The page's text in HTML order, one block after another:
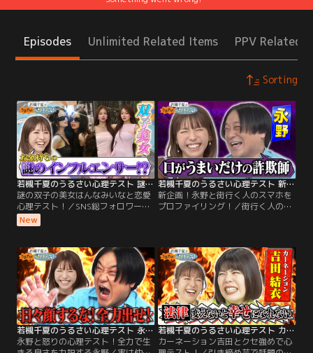
Episodes Unlimited Related Items PPV Related
Sorting
若槻千夏のうるさい心理テスト 謎の双子の美女はんなみいなと恋愛心理テスト！
謎の双子の美女はんなみいなと恋愛
心理テスト！／SNS総フォロワー
150万人！ 話題のはんなみいなとう
るさく心理テスト！ 体系維持のため
時期は全て同じ！？ 好きになるタイ
プに意外な事実が！？ そして同棲し
てる時にむむむと感じる瞬間で分か
る事とは？ 番組を見ながらあなたも
テストに挑戦！
New
若槻千夏のうるさい心理テスト 新企画！永野と街行く人のスマホをプロファイリング！
新企画！永野と街行く人のスマホを
プロファイリング！／街行く人のス
中身を予想！ 永野と予想しながらう
るさくプロファイリング あまりに高
い若槻の分析に永野が驚愕！？ 番組
を見ながらあなたもテストに挑戦！
若槻千夏のうるさい心理テスト 永野と怒りの心理テスト！全力で生きる良さを力説する永野
永野と怒りの心理テスト！全力で生
若槻千夏のうるさい心理テスト カーネーション吉田とクセ強めで心理テスト！
カーネーション吉田とクセ強めで心